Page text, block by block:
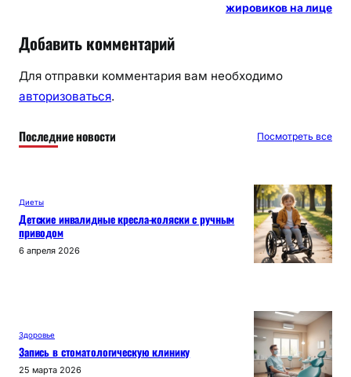
жировиков на лице
Добавить комментарий
Для отправки комментария вам необходимо
авторизоваться.
Последние новости Посмотреть все
Диеты
Детские инвалидные кресла-коляски с ручным
приводом
6 апреля 2026
Здоровье
Запись в стоматологическую клинику
25 марта 2026